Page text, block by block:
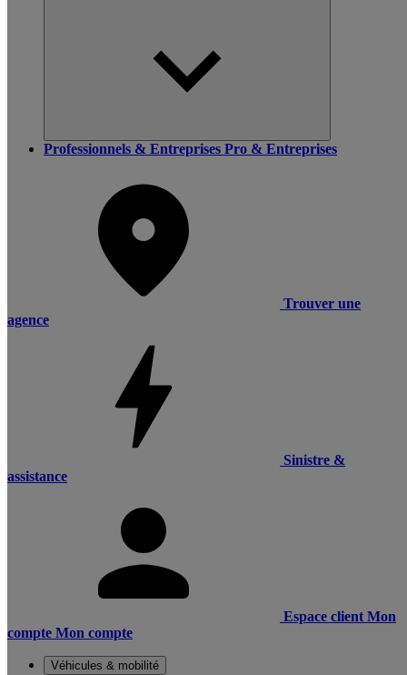
Professionnels & Entreprises Pro & Entreprises
Trouver une
agence
Sinistre &
assistance
Espace client Mon
compte Mon compte
Véhicules & mobilité